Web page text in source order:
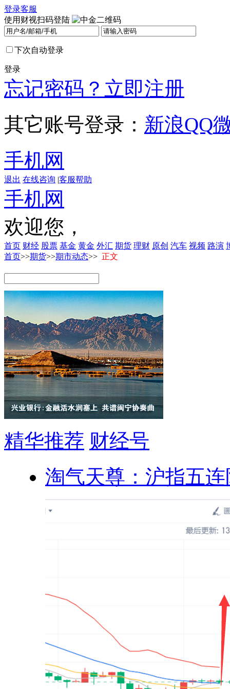
登录客服
使用财视扫码登陆
下次自动登录
登录
忘记密码？ 立即注册
其它账号登录： 新浪QQ
手机网
退出 在线咨询 |客服帮助
手机网
欢迎您，
首页 财经 股票 基金 黄金 外汇 期货 理财 原创 汽车 视频 路演
首页>>期货>>期市动态>> 正文
精华推荐 财经号
淘气天尊：沪指五